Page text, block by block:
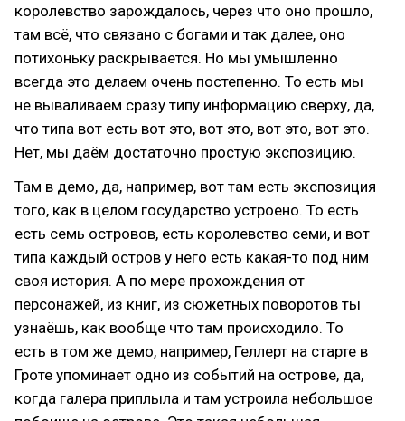
королевство зарождалось, через что оно прошло,
там всё, что связано с богами и так далее, оно
потихоньку раскрывается. Но мы умышленно
всегда это делаем очень постепенно. То есть мы
не вываливаем сразу типу информацию сверху, да,
что типа вот есть вот это, вот это, вот это, вот это.
Нет, мы даём достаточно простую экспозицию.
Там в демо, да, например, вот там есть экспозиция
того, как в целом государство устроено. То есть
есть семь островов, есть королевство семи, и вот
типа каждый остров у него есть какая-то под ним
своя история. А по мере прохождения от
персонажей, из книг, из сюжетных поворотов ты
узнаёшь, как вообще что там происходило. То
есть в том же демо, например, Геллерт на старте в
Гроте упоминает одно из событий на острове, да,
когда галера приплыла и там устроила небольшое